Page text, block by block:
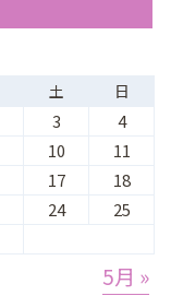
土 日
3
4
10
11
17
18
24
25
5月 »